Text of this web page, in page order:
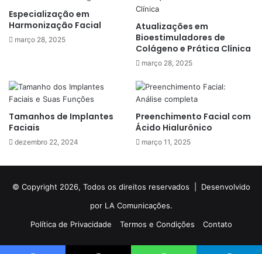
Especialização em
Harmonização Facial
março 28, 2025
Atualizações em
Bioestimuladores de
Colágeno e Prática Clínica
março 28, 2025
Tamanhos de Implantes
Faciais
dezembro 22, 2024
Preenchimento Facial com
Ácido Hialurônico
março 11, 2025
© Copyright 2026, Todos os direitos reservados | Desenvolvido
por LA Comunicações.
Política de Privacidade
Termos e Condições Contato